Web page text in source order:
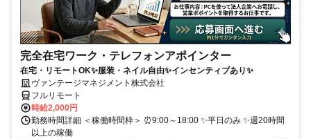
完全在宅ワーク・テレフォンアポインター
在宅・リモートOK✨服装・ネイル自由✨インセンティブあり✨
ヴァンテージマネジメント株式会社
フルリモート
時給2,000円
勤務時間詳細 ＜稼働時間枠＞ ⏰9:00～18:00 ✨平日のみ ✨週20時間
以上の稼働